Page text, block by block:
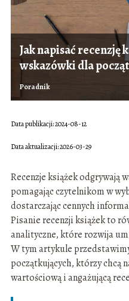
Jak napisać recenzję
wskazówki dla
Poradnik
Data publikacji: 2024-08-12
Data aktualizacji: 2026-03-29
Recenzje książek odgrywają
pomagając czytelnikom w
dostarczając cennych
Pisanie recenzji książek to
analityczne, które rozwija
W tym artykule
początkujących, którzy chcą
wartościową i angażującą